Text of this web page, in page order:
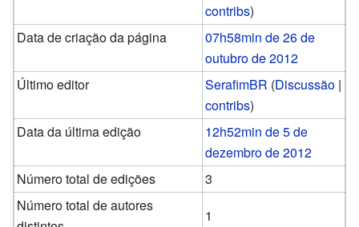
contribs)
Data de criação da página
07h58min de 26 de
outubro de 2012
Último editor
SerafimBR (Discussão |
contribs)
Data da última edição
12h52min de 5 de
dezembro de 2012
Número total de edições
3
Número total de autores
1